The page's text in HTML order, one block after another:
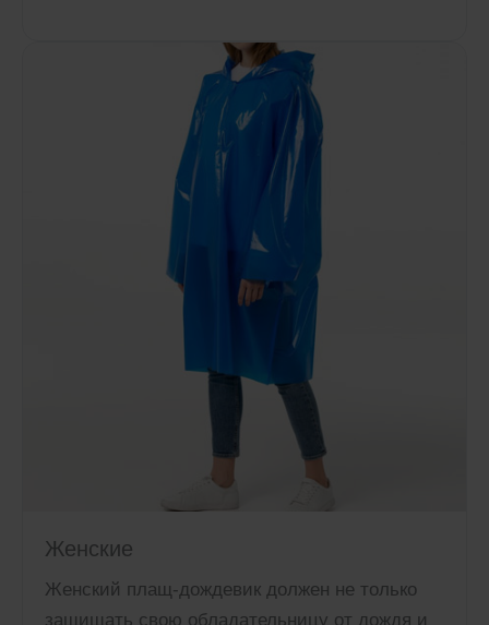
Женские
Женский плащ-дождевик должен не только
защищать свою обладательницу от дождя и